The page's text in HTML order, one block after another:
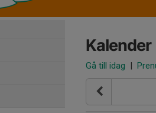
Kalender
Gå till idag |